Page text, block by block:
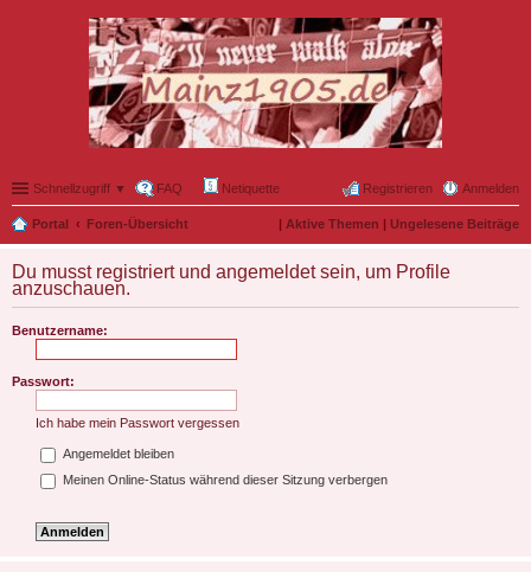
Schnellzugriff ▼ FAQ Netiquette Anmelden
Registrieren
Portal Foren-Übersicht | Aktive Themen | Ungelesene Beiträge
Du musst registriert und angemeldet sein, um Profile
anzuschauen.
Benutzername:
Passwort:
Ich habe mein Passwort vergessen
Angemeldet bleiben
Meinen Online-Status während dieser Sitzung verbergen